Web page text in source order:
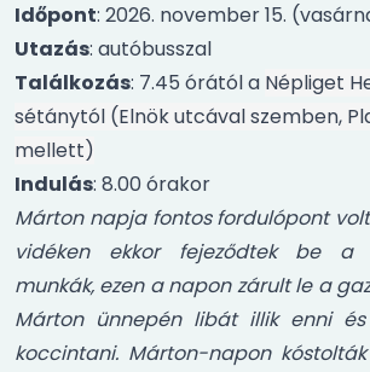
Időpont: 2026. november 15.
Utazás: autóbusszal
Találkozás: 7.45 órától a Népliget
sétánytól (Elnök utcával szemben,
mellett)
Indulás: 8.00 órakor
Márton napja fontos fordulópont
vidéken ekkor fejeződtek be a
munkák, ezen a napon zárult le a
Márton ünnepén libát illik enni és
koccintani. Márton-napon